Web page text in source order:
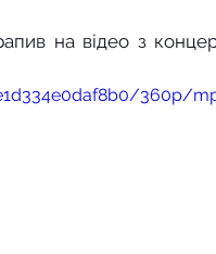
на відео з
360p/